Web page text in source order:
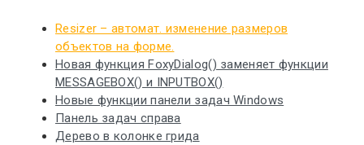
Resizer – автомат. изменение размеров
объектов на форме.
Новая функция FoxyDialog() заменяет функции
MESSAGEBOX() и INPUTBOX()
Новые функции панели задач Windows
Панель задач справа
Дерево в колонке грида